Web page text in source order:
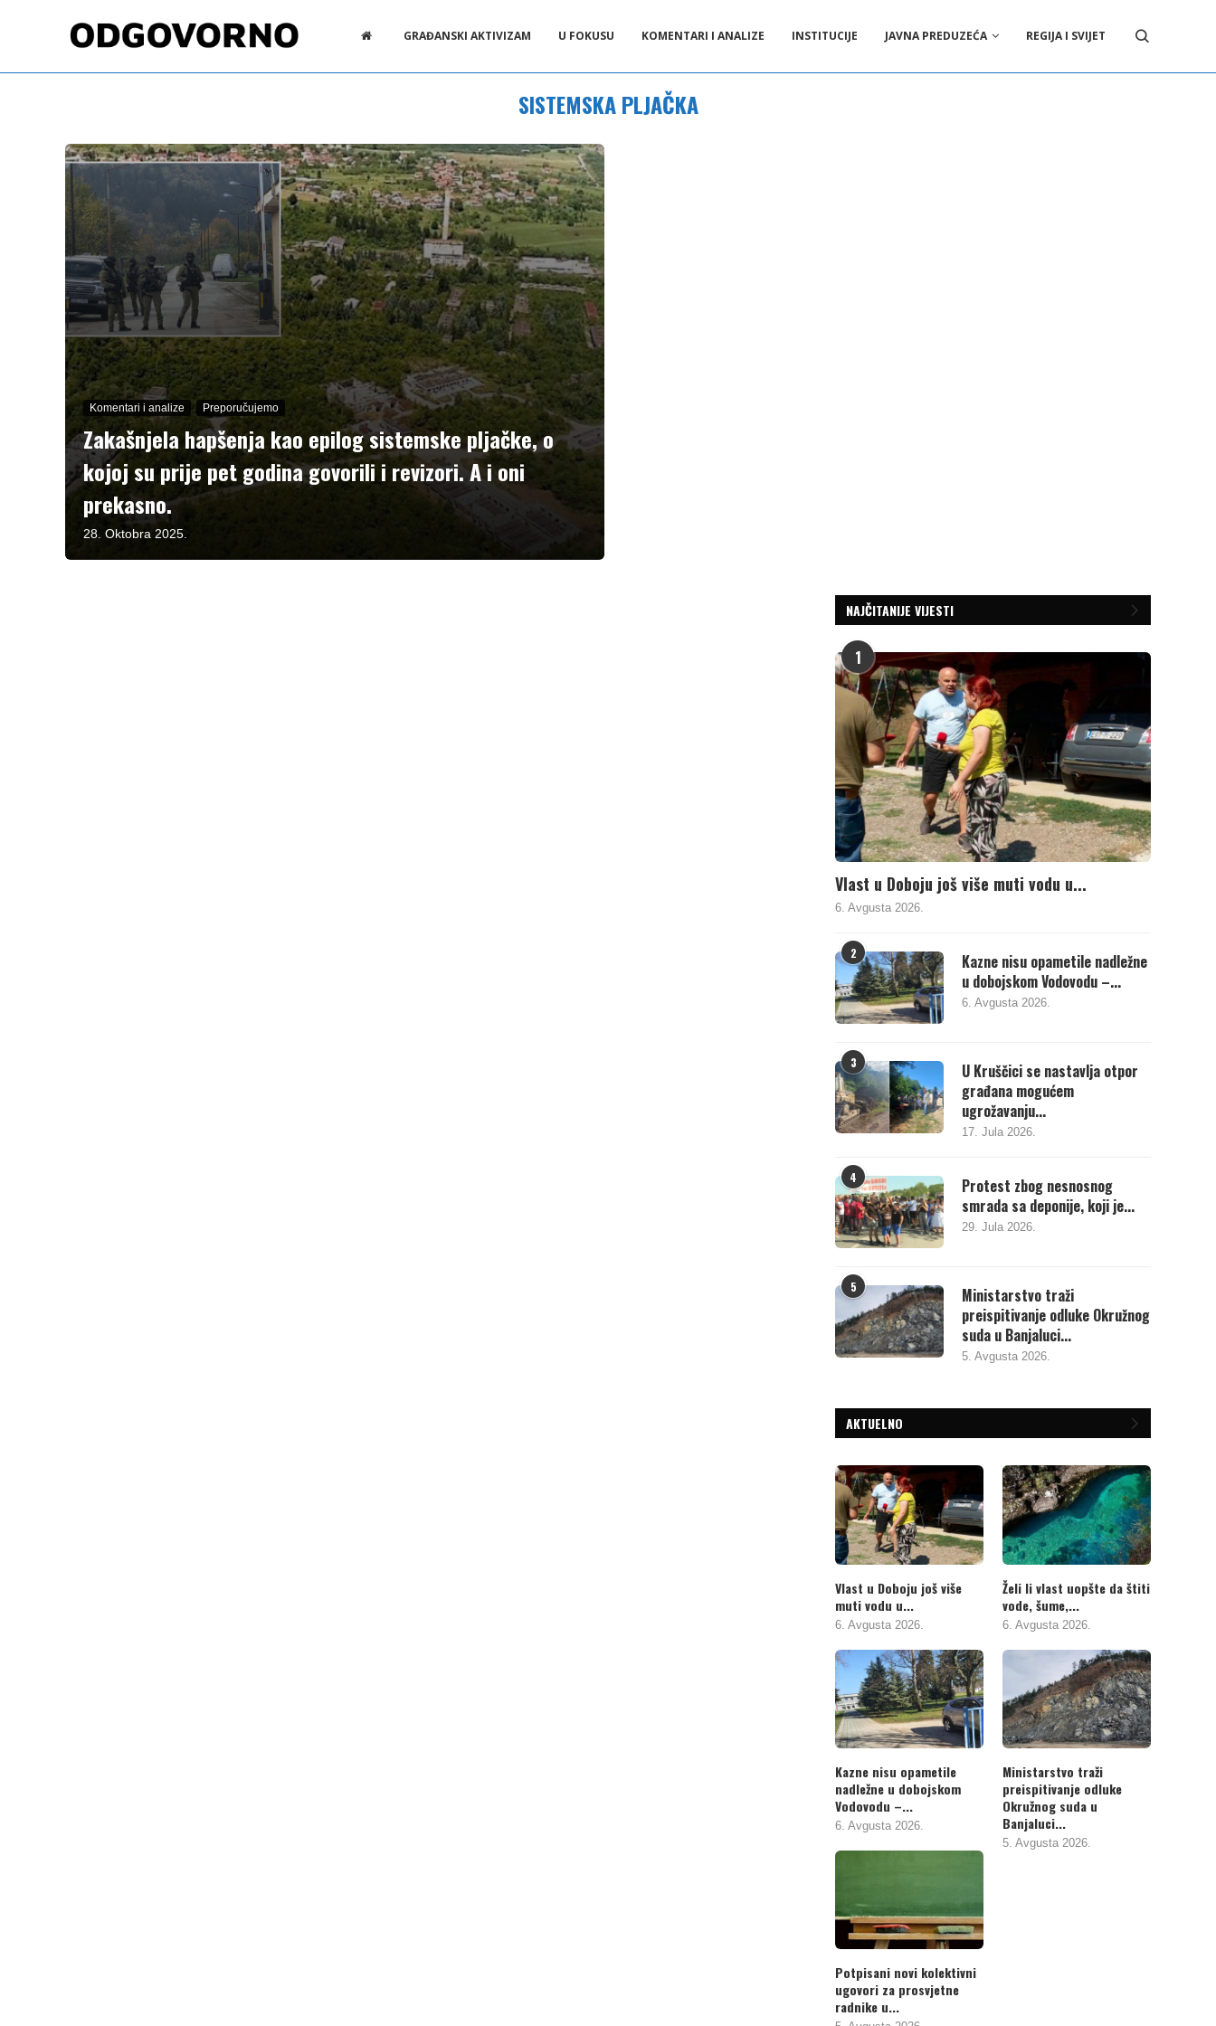
GRAĐANSKI AKTIVIZAM U FOKUSU KOMENTARI I ANALIZE INSTITUCIJE JAVNA PREDUZEĆA REGIJA I SVIJET
SISTEMSKA PLJAČKA
Komentari i analize Preporučujemo
Zakašnjela hapšenja kao epilog sistemske pljačke, o
kojoj su prije pet godina govorili i revizori. A i oni
prekasno.
28. Oktobra 2025.
NAJČITANIJE VIJESTI
1
Vlast u Doboju još više muti vodu u...
6. Avgusta 2026.
2
Kazne nisu opametile nadležne
u dobojskom Vodovodu –...
6. Avgusta 2026.
3
U Kruščici se nastavlja otpor
građana mogućem
ugrožavanju...
17. Jula 2026.
4
Protest zbog nesnosnog
smrada sa deponije, koji je...
29. Jula 2026.
5
Ministarstvo traži
preispitivanje odluke Okružnog
suda u Banjaluci...
5. Avgusta 2026.
AKTUELNO
Vlast u Doboju još više
muti vodu u...
6. Avgusta 2026.
Želi li vlast uopšte da štiti
vode, šume,...
6. Avgusta 2026.
Kazne nisu opametile
nadležne u dobojskom
Vodovodu –...
6. Avgusta 2026.
Ministarstvo traži
preispitivanje odluke
Okružnog suda u
Banjaluci...
5. Avgusta 2026.
Potpisani novi kolektivni
ugovori za prosvjetne
radnike u...